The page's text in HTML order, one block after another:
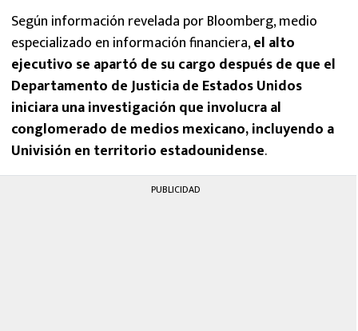
Según información revelada por Bloomberg, medio
especializado en información financiera,el alto
ejecutivo se apartó de su cargo después de que el
Departamento de Justicia de Estados Unidos
iniciara una investigación que involucra al
conglomerado de medios mexicano, incluyendo a
Univisión en territorio estadounidense.
PUBLICIDAD